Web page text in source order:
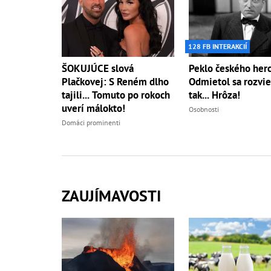
ŠOKUJÚCE slová
Plačkovej: S Reném dlho
tajili... Tomuto po rokoch
uverí málokto!
Domáci prominenti
128 FB INTERAKCIÍ
Peklo českého
Odmietol sa
tak... Hrôza!
Osobnosti
ZAUJÍMAVOSTI